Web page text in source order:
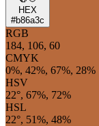
HEX
#b86a3c
RGB
184, 106, 60
CMYK
0%, 42%, 67%, 28%
HSV
22°, 67%, 72%
HSL
22°, 51%, 48%